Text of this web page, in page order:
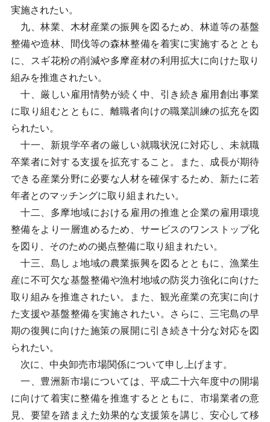
実施されたい。
九、林業、木材産業の振興を図るため、林道等の基盤
整備や造林、間伐等の森林整備を着実に実施するととも
に、スギ花粉の削減や多摩産材の利用拡大に向けた取り
組みを推進されたい。
十、厳しい雇用情勢が続く中、引き続き雇用創出事業
に取り組むとともに、離職者向けの職業訓練の拡充を図
られたい。
十一、新規学卒者の厳しい就職状況に対応し、未就職
卒業者に対する支援を拡充すること。また、成長が期待
できる産業分野に必要な人材を確保するため、新たに若
年者とのマッチングに取り組まれたい。
十二、多摩地域における雇用の推進と企業の雇用環境
整備をより一層進めるため、サービスのワンストップ化
を図り、そのための拠点整備に取り組まれたい。
十三、島しょ地域の農業振興を図るとともに、漁業生
産に不可欠な基盤整備や漁村地域の防災力強化に向けた
取り組みを推進されたい。また、観光産業の充実に向け
た支援や基盤整備を実施されたい。さらに、三宅島の早
期の復興に向けた施策の展開に引き続き十分な対応を図
られたい。
次に、中央卸売市場関係について申し上げます。
一、豊洲新市場については、平成二十六年度中の開場
に向けて着実に整備を推進するとともに、市場業者の意
見、要望を踏まえた効果的な支援策を講じ、安心して移